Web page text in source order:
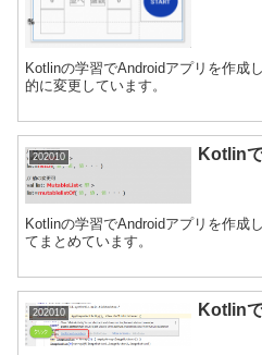
Kotlinの学習でAndroidアプリを作成
的に変更しています。
202010 Kotlin
Kotlinの学習でAndroidアプリを作成
てまとめています。
202010 Kotlin